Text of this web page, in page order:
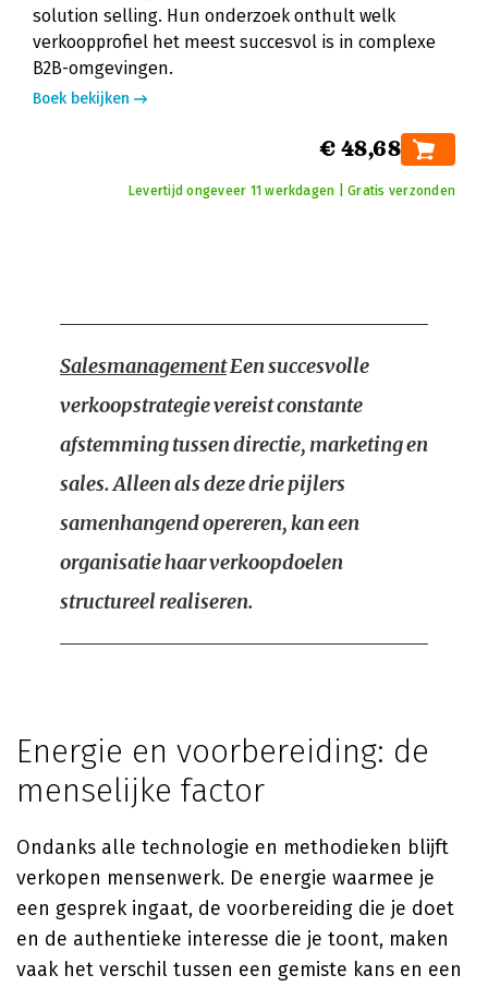
solution selling. Hun onderzoek onthult welk
verkoopprofiel het meest succesvol is in complexe
B2B-omgevingen.
Boek bekijken
€ 48,68
Levertijd ongeveer 11 werkdagen | Gratis verzonden
SalesmanagementEen succesvolle
verkoopstrategie vereist constante
afstemming tussen directie, marketing en
sales. Alleen als deze drie pijlers
samenhangend opereren, kan een
organisatie haar verkoopdoelen
structureel realiseren.
Energie en voorbereiding: de
menselijke factor
Ondanks alle technologie en methodieken blijft
verkopen mensenwerk. De energie waarmee je
een gesprek ingaat, de voorbereiding die je doet
en de authentieke interesse die je toont, maken
vaak het verschil tussen een gemiste kans en een